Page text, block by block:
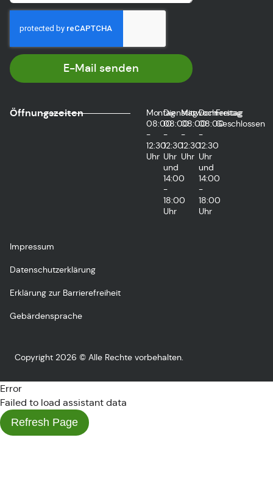
E-Mail senden
Öffnungszeiten
Montag
08:00
-
12:30
Uhr
Dienstag
08:00
-
12:30
Uhr
und
14:00
-
18:00
Uhr
Mittwoch
08:00
-
12:30
Uhr
Donnerstag
08:00
-
12:30
Uhr
und
14:00
-
18:00
Uhr
Freitag
Geschlossen
Impressum
Datenschutzerklärung
Erklärung zur Barrierefreiheit
Gebärdensprache
Copyright 2026 © Alle Rechte vorbehalten.
Error
Failed to load assistant data
Refresh Page